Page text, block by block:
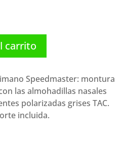
carrito
Speedmaster: montura
las almohadillas nasales
polarizadas grises TAC.
incluida.